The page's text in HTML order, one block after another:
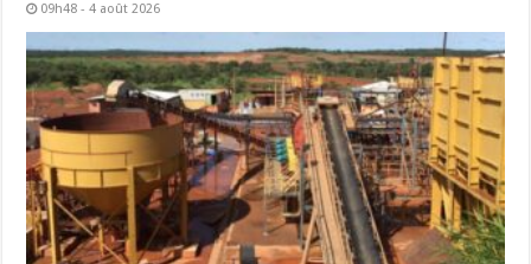
09h48 - 4 août 2026